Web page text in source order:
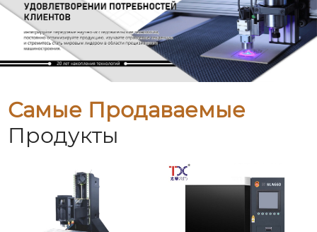
Самые Продаваемые
Продукты